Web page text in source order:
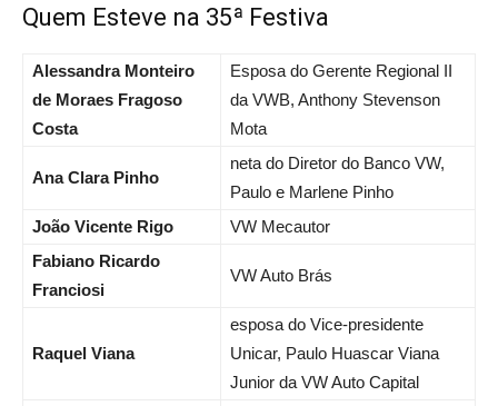
Quem Esteve na 35ª Festiva
Alessandra Monteiro
de Moraes Fragoso
Costa
Esposa do Gerente Regional II
da VWB, Anthony Stevenson
Mota
Ana Clara Pinho
neta do Diretor do Banco VW,
Paulo e Marlene Pinho
João Vicente Rigo
VW Mecautor
Fabiano Ricardo
Franciosi
VW Auto Brás
Raquel Viana
esposa do Vice-presidente
Unicar, Paulo Huascar Viana
Junior da VW Auto Capital